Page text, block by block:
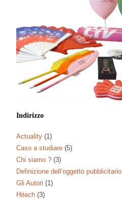
Indirizzo
Actuality (1)
Caso a studiare (5)
Chi siamo ? (3)
Definizione dell’oggetto pubblicitario
Gli Autori (1)
Hitech (3)